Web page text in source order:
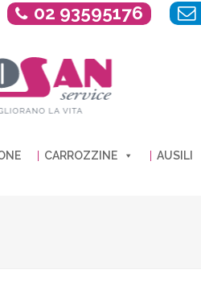
02 93595176
CARROZZINE AUSILI